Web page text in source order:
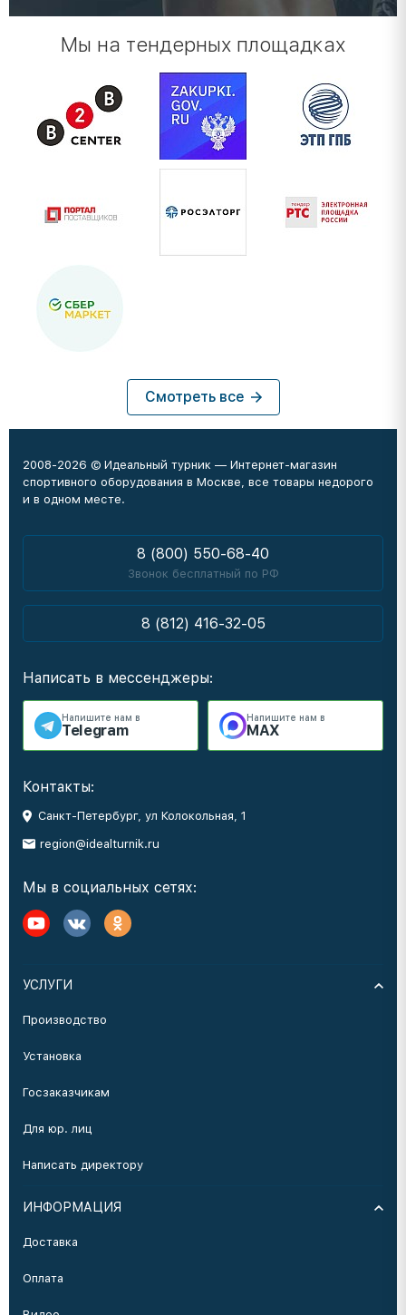
Мы на тендерных площадках
Смотреть все
2008-2026 © Идеальный турник — Интернет-магазин
спортивного оборудования в Москве, все товары недорого
и в одном месте.
8 (800) 550-68-40
Звонок бесплатный по РФ
8 (812) 416-32-05
Написать в мессенджеры:
Напишите нам в
Telegram
Напишите нам в
MAX
Контакты:
Санкт-Петербург, ул Колокольная, 1
region@idealturnik.ru
Мы в социальных сетях:
УСЛУГИ
Производство
Установка
Госзаказчикам
Для юр. лиц
Написать директору
ИНФОРМАЦИЯ
Доставка
Оплата